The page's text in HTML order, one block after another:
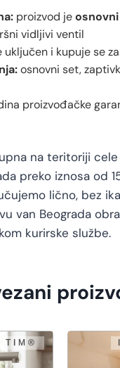
proizvod je
vidljivi ventil
uključen i kupuje se
osnovni set,
proizvođačke
na teritoriji cele
preko iznosa od
lično, bez
van Beograda
kurirske službe.